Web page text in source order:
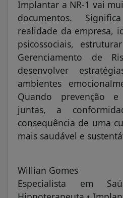
Implantar a NR-1 vai
documentos.
realidade da empresa,
psicossociais,
Gerenciamento de
desenvolver
ambientes
Quando prevenção
juntas, a
consequência de uma
mais saudável e
Willian Gomes
Especialista em